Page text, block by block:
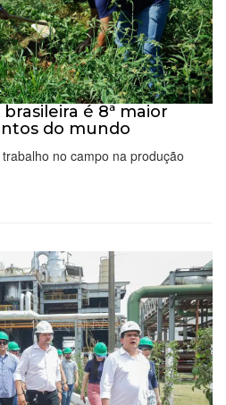
é 8ª maior
do mundo
no campo na produção